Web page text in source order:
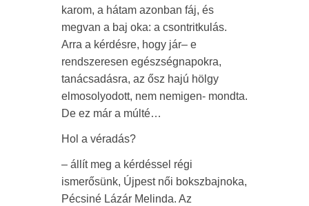
karom, a hátam azonban fáj, és
megvan a baj oka: a csontritkulás.
Arra a kérdésre, hogy jár– e
rendszeresen egészségnapokra,
tanácsadásra, az ősz hajú hölgy
elmosolyodott, nem nemigen- mondta.
De ez már a múlté…
Hol a véradás?
– állít meg a kérdéssel régi
ismerősünk, Újpest női bokszbajnoka,
Pécsiné Lázár Melinda. Az